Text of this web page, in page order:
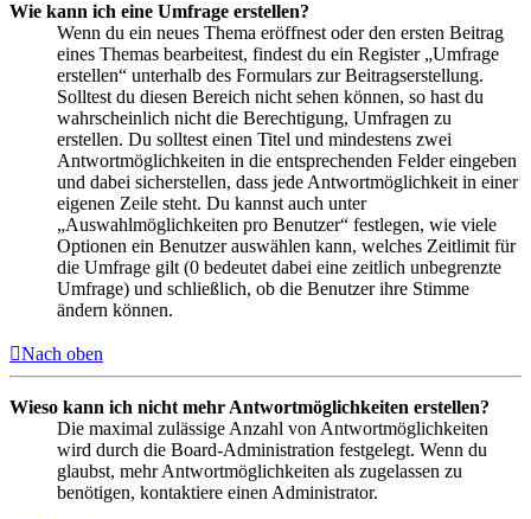
Wie kann ich eine Umfrage erstellen?
Wenn du ein neues Thema eröffnest oder den ersten Beitrag
eines Themas bearbeitest, findest du ein Register „Umfrage
erstellen“ unterhalb des Formulars zur Beitragserstellung.
Solltest du diesen Bereich nicht sehen können, so hast du
wahrscheinlich nicht die Berechtigung, Umfragen zu
erstellen. Du solltest einen Titel und mindestens zwei
Antwortmöglichkeiten in die entsprechenden Felder eingeben
und dabei sicherstellen, dass jede Antwortmöglichkeit in einer
eigenen Zeile steht. Du kannst auch unter
„Auswahlmöglichkeiten pro Benutzer“ festlegen, wie viele
Optionen ein Benutzer auswählen kann, welches Zeitlimit für
die Umfrage gilt (0 bedeutet dabei eine zeitlich unbegrenzte
Umfrage) und schließlich, ob die Benutzer ihre Stimme
ändern können.
Nach oben
Wieso kann ich nicht mehr Antwortmöglichkeiten erstellen?
Die maximal zulässige Anzahl von Antwortmöglichkeiten
wird durch die Board-Administration festgelegt. Wenn du
glaubst, mehr Antwortmöglichkeiten als zugelassen zu
benötigen, kontaktiere einen Administrator.